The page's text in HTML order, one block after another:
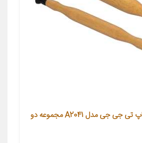
چوب آب بندی سوپاپ تی جی جی مدل A2041 مجموعه دو